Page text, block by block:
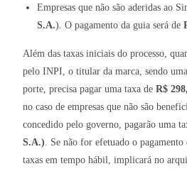
Empresas que não são aderidas ao
S.A.). O pagamento da guia será de
Além das taxas iniciais do processo,
pelo INPI, o titular da marca, sendo
porte, precisa pagar uma taxa deR$
no caso de empresas que não são
concedido pelo governo, pagarão uma
S.A.) . Se não for efetuado o
taxas em tempo hábil, implicará no